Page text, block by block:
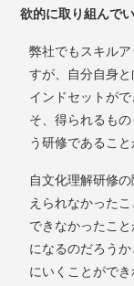
欲的に取り組んでい
弊社でもスキル
すが、自分自身
インドセットが
そ、得られるも
う研修であるこ
自文化理解研修
えられなかった
できなかったこ
になるのだろう
にいくことがで